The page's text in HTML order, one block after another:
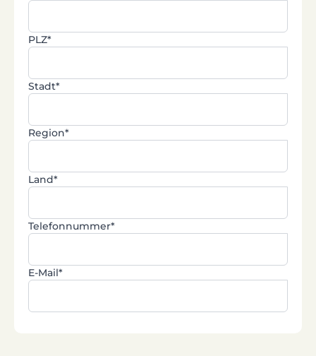
PLZ*
Stadt*
Region*
Land*
Telefonnummer*
E-Mail*